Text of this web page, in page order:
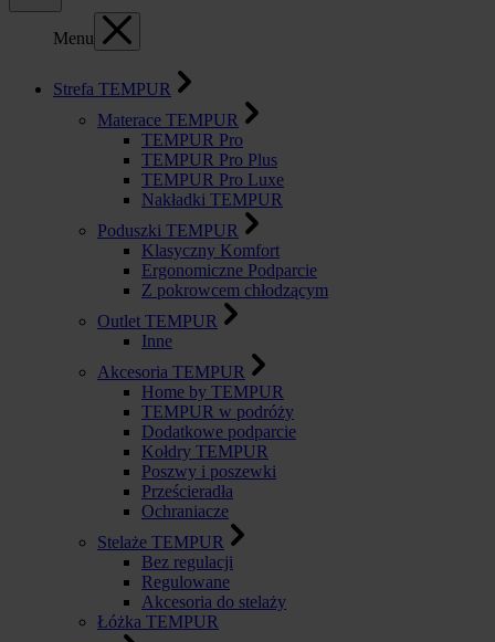
Menu
Strefa TEMPUR
Materace TEMPUR
TEMPUR Pro
TEMPUR Pro Plus
TEMPUR Pro Luxe
Nakładki TEMPUR
Poduszki TEMPUR
Klasyczny Komfort
Ergonomiczne Podparcie
Z pokrowcem chłodzącym
Outlet TEMPUR
Inne
Akcesoria TEMPUR
Home by TEMPUR
TEMPUR w podróży
Dodatkowe podparcie
Kołdry TEMPUR
Poszwy i poszewki
Prześcieradła
Ochraniacze
Stelaże TEMPUR
Bez regulacji
Regulowane
Akcesoria do stelaży
Łóżka TEMPUR